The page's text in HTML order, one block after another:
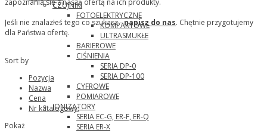
CZUJNIKI
FOTOELEKTRYCZNE
KOMPAKTOWE
ULTRASMUKŁE
BARIEROWE
CIŚNIENIA
SERIA DP-0
SERIA DP-100
CYFROWE
POMIAROWE
JONIZATORY
SERIA EC-G, ER-F, ER-Q
SERIA ER-X
zapoznania się z naszą ofertą na ich produkty.
Jeśli nie znalazłeś tego co szukasz -napisz do nas. Chętnie przygotujemy
dla Państwa ofertę.
Sort by
Pozycja
Nazwa
Cena
Nr katalogowy:
Pokaż